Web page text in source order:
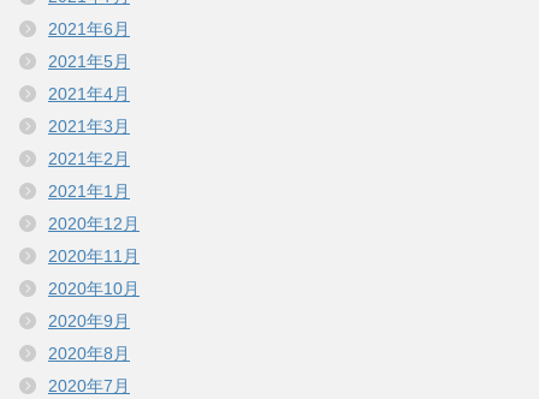
2021年6月
2021年5月
2021年4月
2021年3月
2021年2月
2021年1月
2020年12月
2020年11月
2020年10月
2020年9月
2020年8月
2020年7月